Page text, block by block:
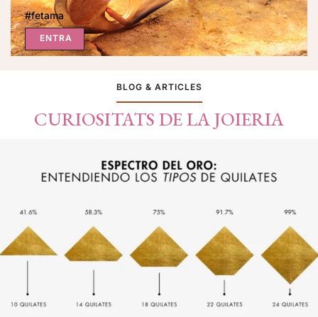
#fetama
ENTRA
BLOG & ARTICLES
CURIOSITATS DE LA JOIERIA